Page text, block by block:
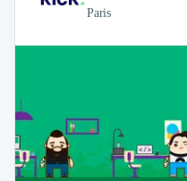
Paris